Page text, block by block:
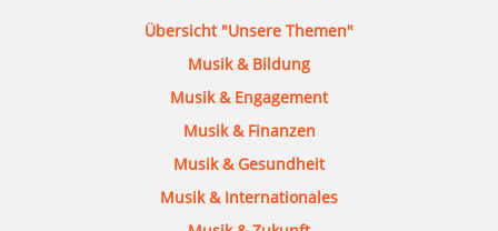
Übersicht "Unsere Themen"
Musik & Bildung
Musik & Engagement
Musik & Finanzen
Musik & Gesundheit
Musik & Internationales